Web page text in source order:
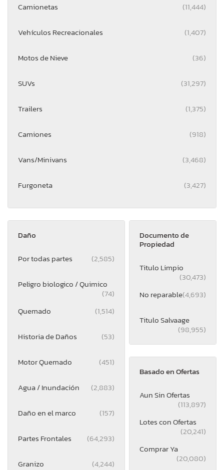
Camionetas (11,444)
Vehículos Recreacionales (1,407)
Motos de Nieve (36)
SUVs (31,297)
Trailers (1,375)
Camiones (918)
Vans/Minivans (3,468)
Furgoneta (3,427)
Daño
Por todas partes (2,585)
Peligro biologico / Quimico
(74)
Quemado
(1,514)
Historia de Daños (53)
Motor Quemado (451)
Agua / Inundación (2,883)
Daño en el marco (157)
Partes Frontales (64,293)
Granizo (4,244)
Documento de
Propiedad
Titulo Limpio
(30,473)
No reparable(4,693)
Titulo Salvaage
(98,955)
Basado en Ofertas
Aun Sin Ofertas
(113,897)
Lotes con Ofertas
(20,241)
Comprar Ya
(20,080)